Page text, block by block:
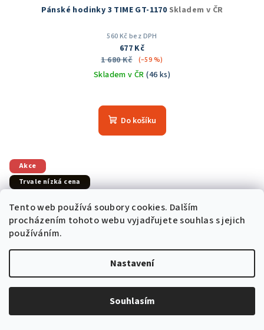
Tento web používá soubory cookies. Dalším
procházením tohoto webu vyjadřujete souhlas s jejich
používáním.
Nastavení
Souhlasím
Pánské hodinky 3 TIME GT-1170 Skladem v ČR
560 Kč bez DPH
677 Kč
1 680 Kč
(–59 %)
Skladem v ČR(46 ks)
hodnocení
produktu
Do košíku
Akce
Trvale nízká cena